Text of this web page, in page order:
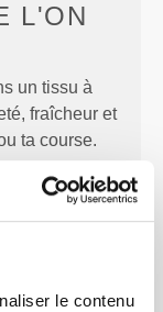
le contenu
L'ON
un tissu à
fraîcheur et
ta course.